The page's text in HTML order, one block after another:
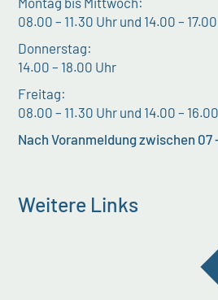
08.00 – 11.30 Uhr und 14.00 –
Donnerstag:
14.00 – 18.00 Uhr
Freitag:
08.00 – 11.30 Uhr und 14.00 –
Nach Voranmeldung zwischen 07
Weitere Links